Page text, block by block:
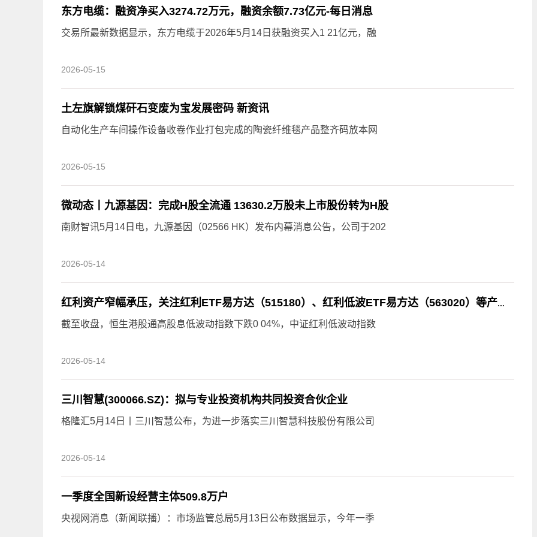
东方电缆：融资净买入3274.72万元，融资余额7.73亿元-每日消息
交易所最新数据显示，东方电缆于2026年5月14日获融资买入1 21亿元，融
2026-05-15
土左旗解锁煤矸石变废为宝发展密码 新资讯
自动化生产车间操作设备收卷作业打包完成的陶瓷纤维毯产品整齐码放本网
2026-05-15
微动态丨九源基因：完成H股全流通 13630.2万股未上市股份转为H股
南财智讯5月14日电，九源基因（02566 HK）发布内幕消息公告，公司于202
2026-05-14
红利资产窄幅承压，关注红利ETF易方达（515180）、红利低波ETF易方达（563020）等产品布局机会
截至收盘，恒生港股通高股息低波动指数下跌0 04%，中证红利低波动指数
2026-05-14
三川智慧(300066.SZ)：拟与专业投资机构共同投资合伙企业
格隆汇5月14日丨三川智慧公布，为进一步落实三川智慧科技股份有限公司
2026-05-14
一季度全国新设经营主体509.8万户
央视网消息（新闻联播）：市场监管总局5月13日公布数据显示，今年一季